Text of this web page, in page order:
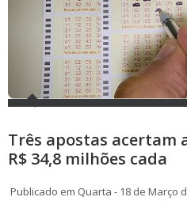
Três apostas acertam
R$ 34,8 milhões cada
Publicado em Quarta - 18 de Março